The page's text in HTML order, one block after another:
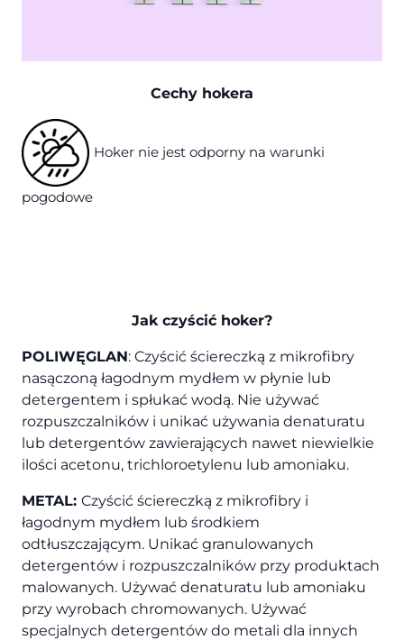
Cechy hokera
Hoker nie jest odporny na warunki
pogodowe
Jak czyścić hoker?
POLIWĘGLAN: Czyścić ściereczką z mikrofibry
nasączoną łagodnym mydłem w płynie lub
detergentem i spłukać wodą. Nie używać
rozpuszczalników i unikać używania denaturatu
lub detergentów zawierających nawet niewielkie
ilości acetonu, trichloroetylenu lub amoniaku.
METAL: Czyścić ściereczką z mikrofibry i
łagodnym mydłem lub środkiem
odtłuszczającym. Unikać granulowanych
detergentów i rozpuszczalników przy produktach
malowanych. Używać denaturatu lub amoniaku
przy wyrobach chromowanych. Używać
specjalnych detergentów do metali dla innych